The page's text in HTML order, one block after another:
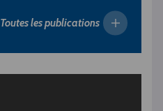
Toutes les publications